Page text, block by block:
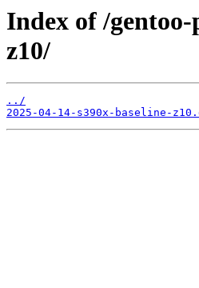
Index of /gentoo-
z10/
../
2025-04-14-s390x-baseline-